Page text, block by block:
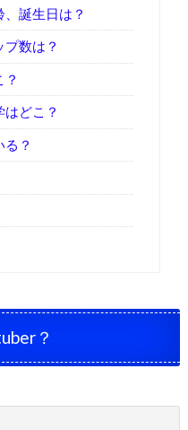
誕生日は？
数は？
どこ？
？
？